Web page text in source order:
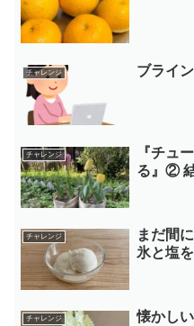
チャレンジ ブライ
チャレンジ
『チュ
る』②
チャレンジ
まだ間
氷と塩
チャレンジ
懐かし